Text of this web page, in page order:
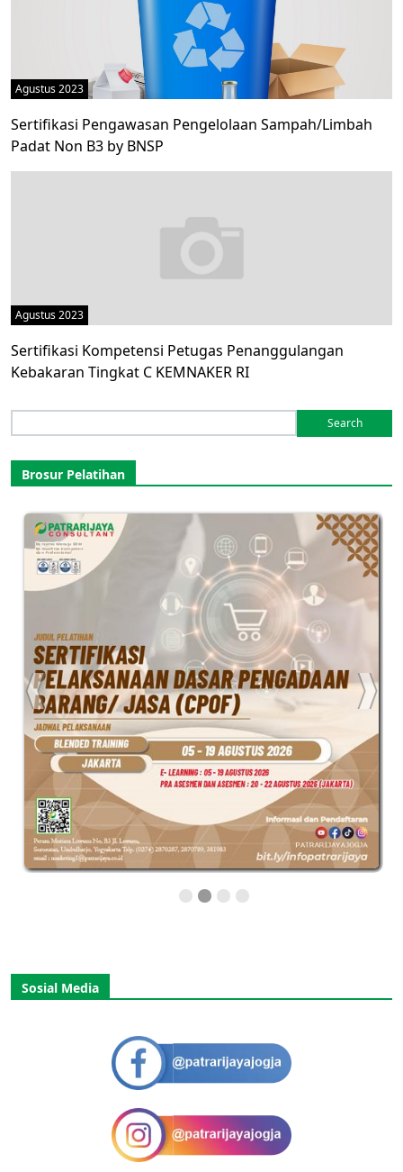
Agustus 2023
Sertifikasi Pengawasan Pengelolaan Sampah/Limbah
Padat Non B3 by BNSP
Agustus 2023
Sertifikasi Kompetensi Petugas Penanggulangan
Kebakaran Tingkat C KEMNAKER RI
for:
Brosur Pelatihan
Sosial Media